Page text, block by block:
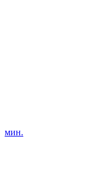
мин.